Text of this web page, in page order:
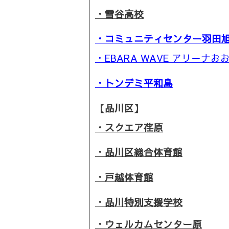
・雪谷高校
・コミュニティセンター羽田
・EBARA WAVE アリーナお
・トンデミ平和島
【品川区】
・スクエア荏原
・品川区総合体育館
・戸越体育館
・品川特別支援学校
・ウェルカムセンター原